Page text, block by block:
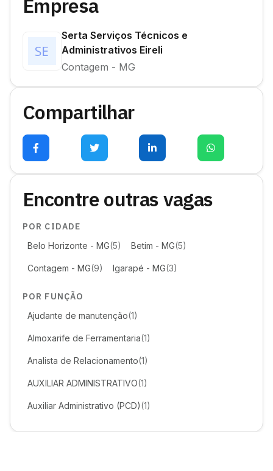
Empresa
Serta Serviços Técnicos e
Administrativos Eireli
Contagem - MG
Compartilhar
Encontre outras vagas
POR CIDADE
Belo Horizonte - MG(5) Betim - MG(5)
Contagem - MG(9) Igarapé - MG(3)
POR FUNÇÃO
Ajudante de manutenção(1)
Almoxarife de Ferramentaria(1)
Analista de Relacionamento(1)
AUXILIAR ADMINISTRATIVO(1)
Auxiliar Administrativo (PCD)(1)